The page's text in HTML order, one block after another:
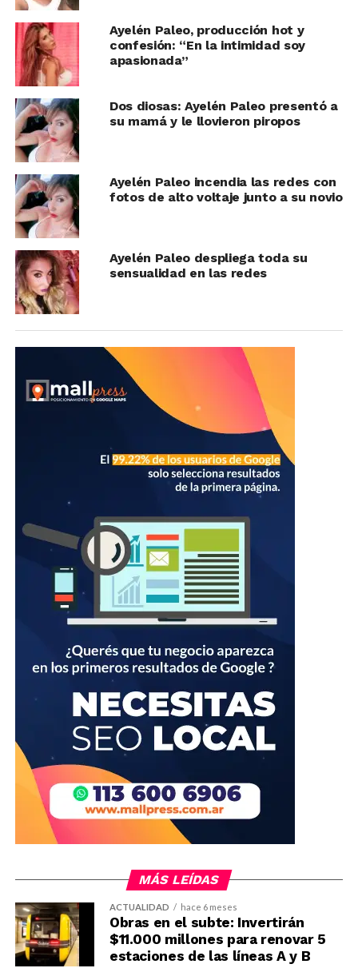
Ayelén Paleo, producción hot y
confesión: “En la intimidad soy
apasionada”
Dos diosas: Ayelén Paleo presentó a
su mamá y le llovieron piropos
Ayelén Paleo incendia las redes con
fotos de alto voltaje junto a su novio
Ayelén Paleo despliega toda su
sensualidad en las redes
MÁS LEÍDAS
ACTUALIDAD hace 6 meses
Obras en el subte: Invertirán
$11.000 millones para renovar 5
estaciones de las líneas A y B